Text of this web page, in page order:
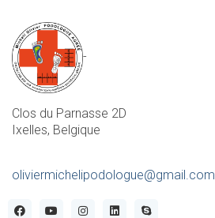
-
Clos du Parnasse 2D
Ixelles, Belgique
oliviermichelipodologue@gmail.com